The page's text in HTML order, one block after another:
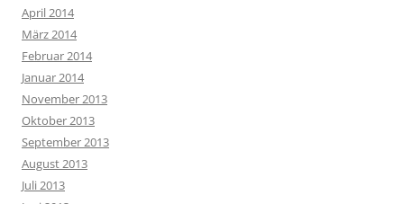
April 2014
März 2014
Februar 2014
Januar 2014
November 2013
Oktober 2013
September 2013
August 2013
Juli 2013